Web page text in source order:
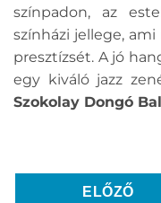
színpadon, az
színházi jellege,
presztízsét. A jó
egy kiváló jazz
Szokolay Dongó
ELŐZŐ